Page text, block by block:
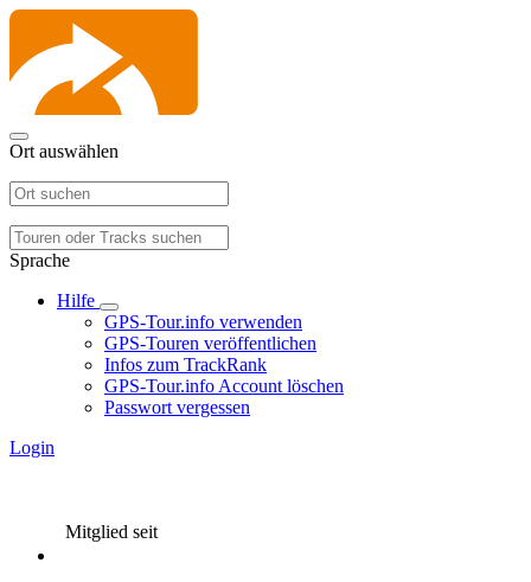
Ort auswählen
Sprache
Hilfe
GPS-Tour.info verwenden
GPS-Touren veröffentlichen
Infos zum TrackRank
GPS-Tour.info Account löschen
Passwort vergessen
Login
Mitglied seit